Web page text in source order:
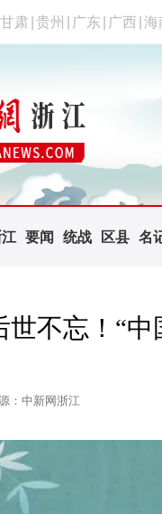
甘肃 贵州 广东 广西 海
要闻 统战 区县 名
世不忘！“
：中新网浙江